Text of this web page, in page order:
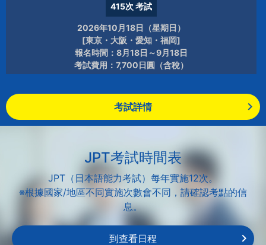
415次 考試
2026年10月18日（星期日）
[東京・大阪・愛知・福岡]
報名時間：8月18日～9月18日
考試費用：7,700日圓（含稅）
考試詳情
JPT考試時間表
JPT（日本語能力考試）每年實施12次。
※根據國家/地區不同實施次數會不同，請確認考點的信
息。
到查看日程